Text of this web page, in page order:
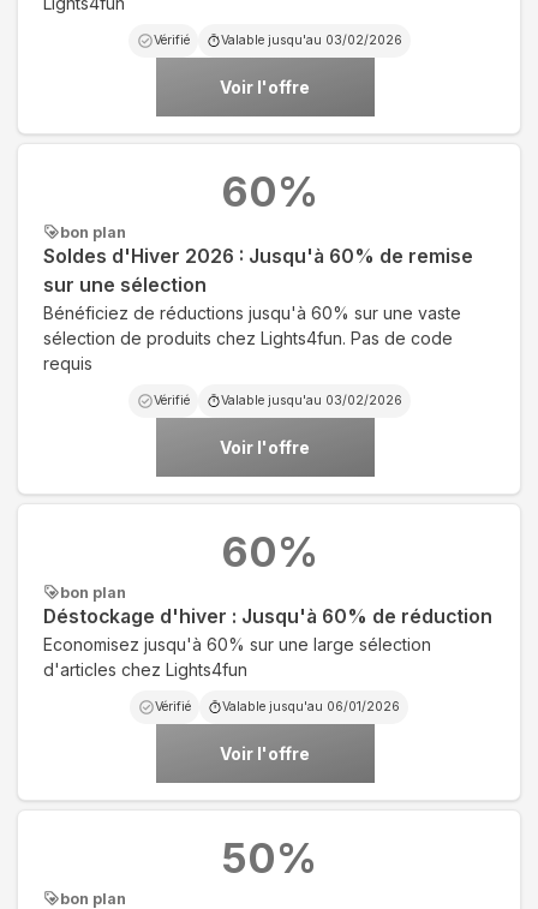
Vérifié Valable jusqu'au 03/02/2026
Voir l'offre
bon plan
Soldes d'Hiver 2026 : Jusqu'à 60% de remise
sur une sélection
Bénéficiez de réductions jusqu'à 60% sur une vaste
sélection de produits chez Lights4fun. Pas de code
requis
Vérifié Valable jusqu'au 03/02/2026
Voir l'offre
60%
bon plan
Déstockage d'hiver : Jusqu'à 60% de réduction
Economisez jusqu'à 60% sur une large sélection
d'articles chez Lights4fun
Vérifié Valable jusqu'au 06/01/2026
Voir l'offre
60%
bon plan
50%